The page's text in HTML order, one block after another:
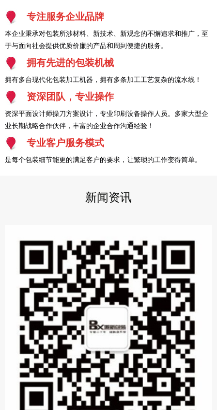
专注服务企业品牌
本企业秉承对包装所涉材料、新技术、新观念的不懈追求和推广，至
于与面向社会提供优质价廉的产品和周到便捷的服务。
拥有先进的包装机械
拥有多台现代化包装加工机器，拥有多条加工工艺复杂的流水线！
资深团队，专业操作
资深平面设计师操刀方案设计，专业印刷设备操作人员。多家大型企
业长期战略合作伙伴，丰富的企业合作沟通经验！
专业客户服务模式
是每个包装细节能更的满足客户的要求，让繁琐的工作变得简单。
新闻资讯